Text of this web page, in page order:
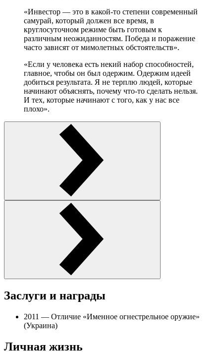
«Инвестор — это в какой-то степени современный
самурай, который должен все время, в
круглосуточном режиме быть готовым к
различным неожиданностям. Победа и поражение
часто зависят от мимолетных обстоятельств».
«Если у человека есть некий набор способностей,
главное, чтобы он был одержим. Одержим идеей
добиться результата. Я не терплю людей, которые
начинают объяснять, почему что-то сделать нельзя.
И тех, которые начинают с того, как у нас все
плохо».
Заслуги и награды
2011 — Отличие «Именное огнестрельное оружие»
(Украина)
Личная жизнь